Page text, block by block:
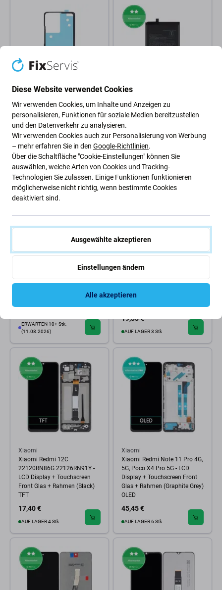
Xiaomi 11T, 11T Pro -
Klebestreifen Sticker für Akku
Batterie Deckel (Adhesive)
2,40 €
Xiaomi Redmi Note 9 Pro -
Akku Batterie BN53 5020mAh
11,59 €
Xiaomi Mi 11 Lite 4G, Mi 11
ERWARTEN 10+ Stk,
(11.08.2026)
Xiaomi
Xiaomi Redmi Note 13 Pro 5G
Touchscreen Front Glas TFT
19,33 €
AUF LAGER 3 Stk
Xiaomi
Xiaomi Redmi 12C
22120RN86G 22126RN91Y -
LCD Display + Touchscreen
Front Glas + Rahmen (Black)
TFT
17,40 €
AUF LAGER 4 Stk
Xiaomi
Xiaomi Redmi Note 11 Pro 4G,
5G, Poco X4 Pro 5G - LCD
Display + Touchscreen Front
Glas + Rahmen (Graphite Grey)
OLED
45,45 €
AUF LAGER 6 Stk
Diese Website verwendet Cookies
Wir verwenden Cookies, um Inhalte und Anzeigen zu
personalisieren, Funktionen für soziale Medien bereitzustellen
und den Datenverkehr zu analysieren.
Wir verwenden Cookies auch zur Personalisierung von Werbung
– mehr erfahren Sie in den Google-Richtlinien.
Über die Schaltfläche "Cookie-Einstellungen" können Sie
auswählen, welche Arten von Cookies und Tracking-
Technologien Sie zulassen. Einige Funktionen funktionieren
möglicherweise nicht richtig, wenn bestimmte Cookies
deaktiviert sind.
Ausgewählte akzeptieren
Einstellungen ändern
Alle akzeptieren